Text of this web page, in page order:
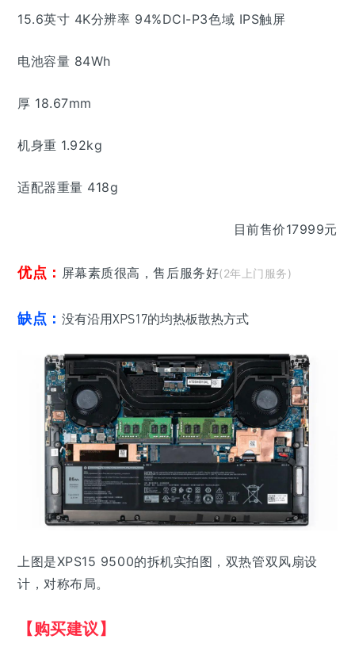
15.6英寸 4K分辨率 94%DCI-P3色域 IPS触屏
电池容量 84Wh
厚 18.67mm
机身重 1.92kg
适配器重量 418g
目前售价17999元
优点： 屏幕素质很高，售后服务好(2年上门服务)
缺点： 没有沿用XPS17的均热板散热方式
上图是XPS15 9500的拆机实拍图，双热管双风扇设
计，对称布局。
【购买建议】